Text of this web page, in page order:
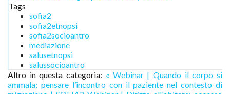
Tags
sofia2
sofia2etnopsi
sofia2socioantro
mediazione
salusetnopsi
salussocioantro
Altro in questa categoria: « Webinar | Quando il corpo si
ammala: pensare l’incontro con il paziente nel contesto di